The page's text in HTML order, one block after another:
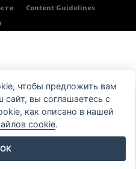
Content Guidelines
чтобы предложить вам
вы соглашаетесь с
как описано в нашей
cookie.
OK